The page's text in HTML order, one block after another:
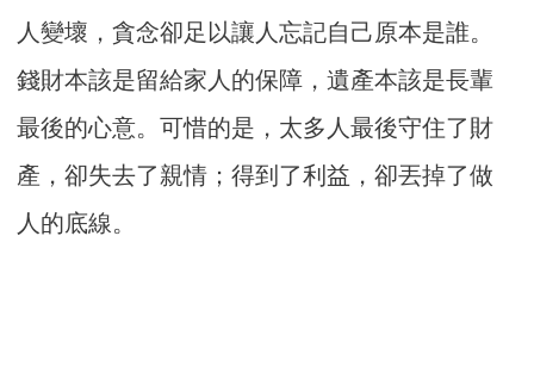
人變壞，貪念卻足以讓人忘記自己原本是誰。
錢財本該是留給家人的保障，遺產本該是長輩
最後的心意。可惜的是，太多人最後守住了財
產，卻失去了親情；得到了利益，卻丟掉了做
人的底線。